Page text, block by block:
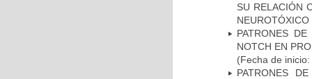
SU RELACIÓN
NEUROTÓXICO
PATRONES
NOTCH EN
(Fecha de
PATRONES